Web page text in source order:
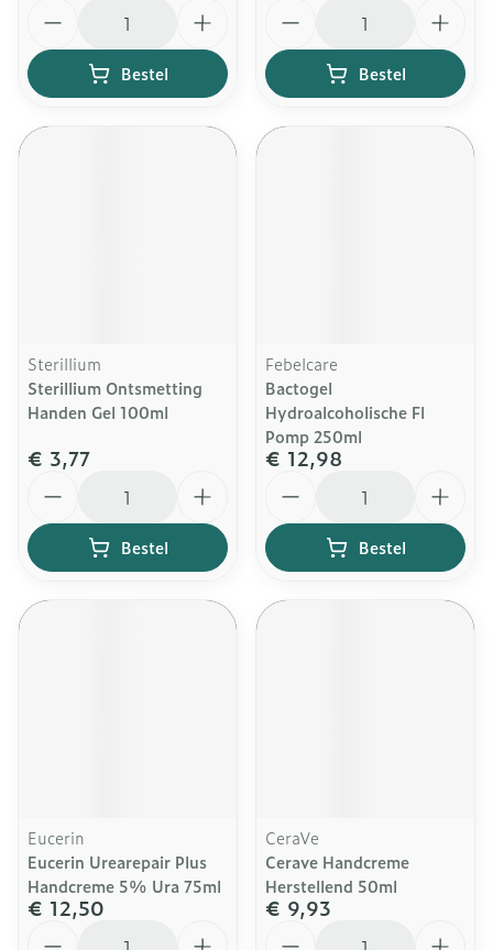
Bestel Bestel
Sterillium
Sterillium Ontsmetting
Handen Gel 100ml
€ 3,77
Bestel
Febelcare
Bactogel
Hydroalcoholische Fl
Pomp 250ml
€ 12,98
Bestel
Eucerin
Eucerin Urearepair Plus
Handcreme 5% Ura 75ml
€ 12,50
CeraVe
Cerave Handcreme
Herstellend 50ml
€ 9,93